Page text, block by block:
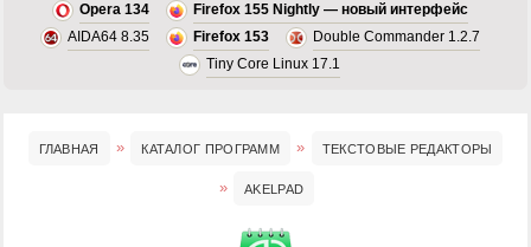
Opera 134
Firefox 155 Nightly — новый интерфейс
AIDA64 8.35
Firefox 153
Double Commander 1.2.7
Tiny Core Linux 17.1
ГЛАВНАЯ КАТАЛОГ ПРОГРАММ ТЕКСТОВЫЕ РЕДАКТОРЫ
AKELPAD